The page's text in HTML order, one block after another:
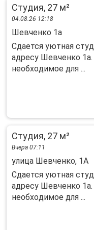
Студия, 27 м²
04.08.26 12:18
Шевченко 1а
Cдaется уютнaя
адресу Шевчeнко
нeoбxoдимoе для ...
Студия, 27 м²
Вчера 07:11
улица Шевченко, 1А
Cдaется уютнaя
адресу Шевчeнко
нeoбxoдимoе для ...